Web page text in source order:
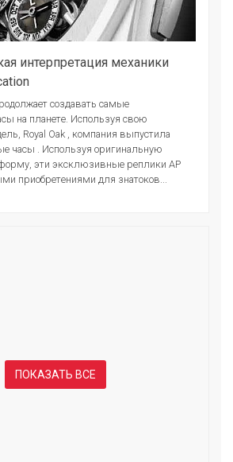
интерпретация механики
создавать самые
на планете. Используя свою
Royal Oak , компания выпустила
часы . Используя оригинальную
эти эксклюзивные реплики AP
приобретениями для знатоков...
ПОКАЗАТЬ ВСЕ